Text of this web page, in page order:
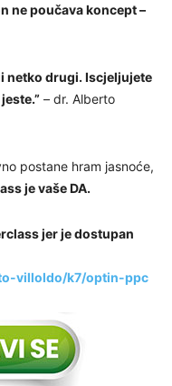
ne poučava koncept –
netko drugi. Iscjeljujete
– dr. Alberto
postane hram jasnoće,
je vaše DA.
jer je dostupan
villoldo/k7/optin-ppc